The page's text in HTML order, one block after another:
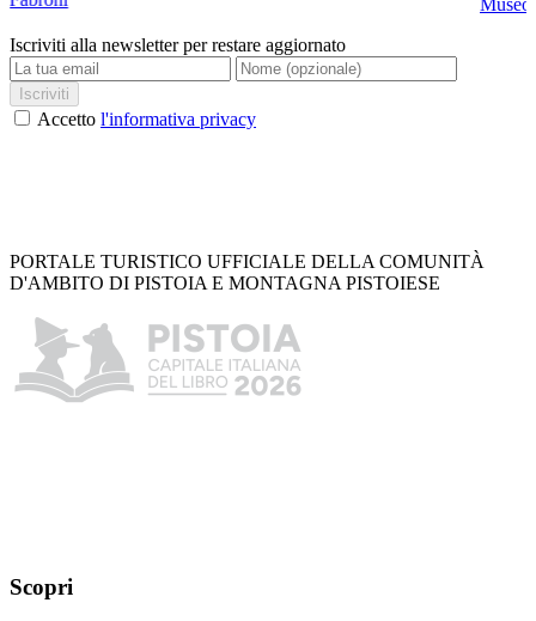
Museo
Iscriviti alla newsletter per restare aggiornato
Iscriviti
Accetto l'informativa privacy
PORTALE TURISTICO UFFICIALE DELLA COMUNITÀ
D'AMBITO DI PISTOIA E MONTAGNA PISTOIESE
Scopri